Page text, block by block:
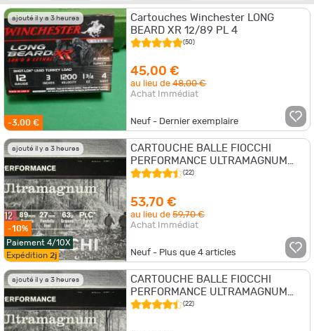
ajouté il y a 3 heures
-3,00 €
Cartouches Winchester LONG
BEARD XR 12/89 PL 4
(50)
45,00 €
au lieu de48,00 €
Achat Immédiat
Neuf - Dernier exemplaire
ajouté il y a 3 heures
-10%
Paiement 4/10X
Expédition 2j
CARTOUCHE BALLE FIOCCHI
PERFORMANCE ULTRAMAGNUM
63G CAL.12/89 PAR 30
(22)
53,70 €
au lieu de59,70 €
Achat Immédiat
Neuf - Plus que4 articles
ajouté il y a 3 heures
CARTOUCHE BALLE FIOCCHI
PERFORMANCE ULTRAMAGNUM
63G CAL.12/89 PAR 10
(22)